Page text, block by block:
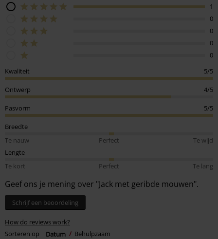
1
0
0
0
0
Kwaliteit
5/5
Ontwerp 4/5
Pasvorm 5/5
Breedte
Te nauw
Perfect
Te wijd
Lengte
Te kort
Perfect Te lang
Geef ons je mening over "Jack met geribde mouwen".
Schrijf een beoordeling
How do reviews work?
Sorteren op
Datum Behulpzaam